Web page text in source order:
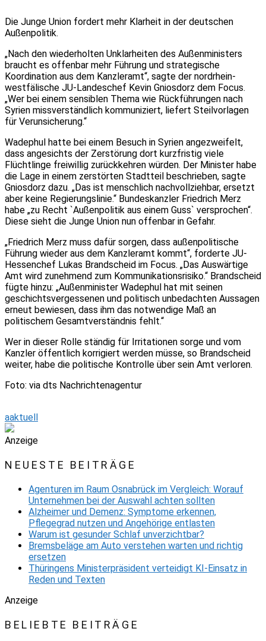
Die Junge Union fordert mehr Klarheit in der deutschen
Außenpolitik.
„Nach den wiederholten Unklarheiten des Außenministers
braucht es offenbar mehr Führung und strategische
Koordination aus dem Kanzleramt“, sagte der nordrhein-
westfälische JU-Landeschef Kevin Gniosdorz dem Focus.
„Wer bei einem sensiblen Thema wie Rückführungen nach
Syrien missverständlich kommuniziert, liefert Steilvorlagen
für Verunsicherung.“
Wadephul hatte bei einem Besuch in Syrien angezweifelt,
dass angesichts der Zerstörung dort kurzfristig viele
Flüchtlinge freiwillig zurückkehren würden. Der Minister habe
die Lage in einem zerstörten Stadtteil beschrieben, sagte
Gniosdorz dazu. „Das ist menschlich nachvollziehbar, ersetzt
aber keine Regierungslinie.“ Bundeskanzler Friedrich Merz
habe „zu Recht `Außenpolitik aus einem Guss` versprochen“.
Diese sieht die Junge Union nun offenbar in Gefahr.
„Friedrich Merz muss dafür sorgen, dass außenpolitische
Führung wieder aus dem Kanzleramt kommt“, forderte JU-
Hessenchef Lukas Brandscheid im Focus. „Das Auswärtige
Amt wird zunehmend zum Kommunikationsrisiko.“ Brandscheid
fügte hinzu: „Außenminister Wadephul hat mit seinen
geschichtsvergessenen und politisch unbedachten Aussagen
erneut bewiesen, dass ihm das notwendige Maß an
politischem Gesamtverständnis fehlt.“
Wer in dieser Rolle ständig für Irritationen sorge und vom
Kanzler öffentlich korrigiert werden müsse, so Brandscheid
weiter, habe die politische Kontrolle über sein Amt verloren.
Foto: via dts Nachrichtenagentur
aaktuell
Anzeige
NEUESTE BEITRÄGE
Agenturen im Raum Osnabrück im Vergleich: Worauf
Unternehmen bei der Auswahl achten sollten
Alzheimer und Demenz: Symptome erkennen,
Pflegegrad nutzen und Angehörige entlasten
Warum ist gesunder Schlaf unverzichtbar?
Bremsbeläge am Auto verstehen warten und richtig
ersetzen
Thüringens Ministerpräsident verteidigt KI-Einsatz in
Reden und Texten
Anzeige
BELIEBTE BEITRÄGE